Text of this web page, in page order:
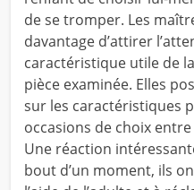
de se tromper. Les
davantage d’attirer
caractéristique utile de
pièce examinée. Elles
sur les caractéristiques
occasions de choix
Une réaction
bout d’un moment, ils